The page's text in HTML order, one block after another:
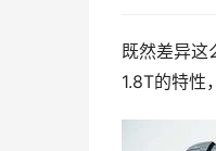
既然差异这
1.8T的特性